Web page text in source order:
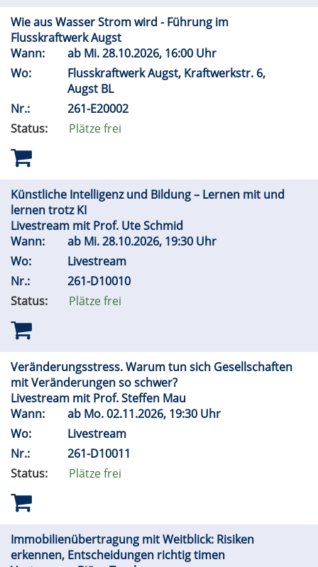
Wie aus Wasser Strom wird - Führung im
Flusskraftwerk Augst
Wann:
ab Mi.28.10.2026, 16:00 Uhr
Wo:
Flusskraftwerk Augst, Kraftwerkstr. 6,
Augst BL
Nr.:
261-E20002
Status:
Plätze frei
Künstliche Intelligenz und Bildung – Lernen mit und
lernen trotz KI
Livestream mit Prof. Ute Schmid
Wann:
ab Mi.28.10.2026, 19:30 Uhr
Wo:
Livestream
Nr.:
261-D10010
Status:
Plätze frei
Veränderungsstress. Warum tun sich Gesellschaften
mit Veränderungen so schwer?
Livestream mit Prof. Steffen Mau
Wann:
ab Mo.02.11.2026, 19:30 Uhr
Wo:
Livestream
Nr.:
261-D10011
Status:
Plätze frei
Immobilienübertragung mit Weitblick: Risiken
erkennen, Entscheidungen richtig timen